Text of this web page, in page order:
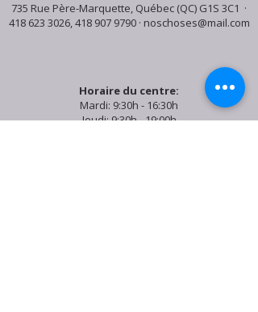
735 Rue Père-Marquette, Québec (QC) G1S 3C1 ·
418 623 3026,418 907 9790· noschoses@mail.com
Horaire du centre:
Mardi: 9:30h - 16:30h
Jeudi: 9:30h - 19:00h